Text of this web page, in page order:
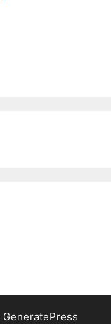
GeneratePress